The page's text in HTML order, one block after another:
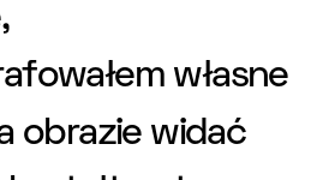
własne
obrazie widać